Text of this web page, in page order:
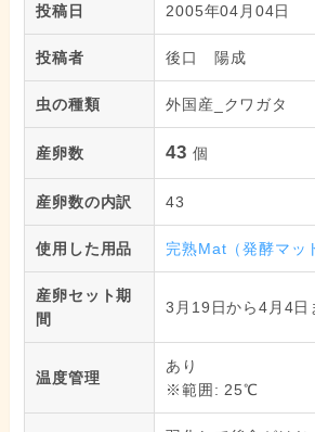
投稿日 2005年04月04日
投稿者 後口 陽成
虫の種類 外国産_クワガタ
産卵数 43 個
産卵数の内訳 43
使用した用品 完熟Mat（発酵マッ
産卵セット期
間
3月19日から4月4日
温度管理
あり
※範囲: 25℃